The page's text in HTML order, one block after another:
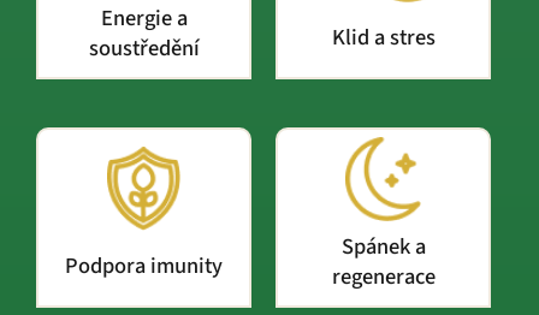
Energie a
soustředění
Klid a stres
Podpora imunity
Spánek a
regenerace